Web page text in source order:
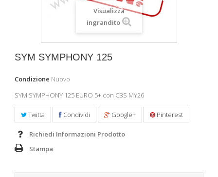
Visualizza
ingrandito
SYM SYMPHONY 125
Condizione Nuovo
SYM SYMPHONY 125 EURO 5+ con CBS MY26
Twitta Condividi Google+ Pinterest
Richiedi Informazioni Prodotto
Stampa